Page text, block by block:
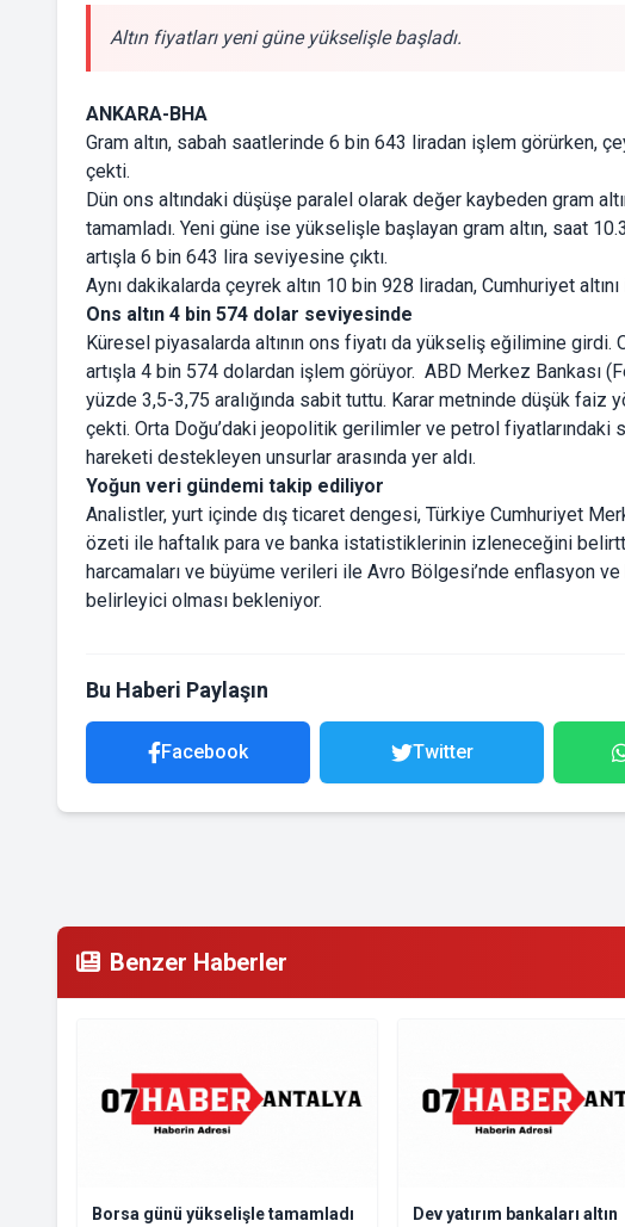
Altın fiyatları yeni güne yükselişle başladı.
ANKARA-BHA
Gram altın, sabah saatlerinde 6 bin 643 liradan işlem görürken,
çekti.
Dün ons altındaki düşüşe paralel olarak değer kaybeden gram
tamamladı. Yeni güne ise yükselişle başlayan gram altın, saat
artışla 6 bin 643 lira seviyesine çıktı.
Aynı dakikalarda çeyrek altın 10 bin 928 liradan, Cumhuriyet
Ons altın 4 bin 574 dolar seviyesinde
Küresel piyasalarda altının ons fiyatı da yükseliş eğilimine girdi.
artışla 4 bin 574 dolardan işlem görüyor. ABD Merkez Bankası
yüzde 3,5-3,75 aralığında sabit tuttu. Karar metninde düşük faiz
çekti. Orta Doğu’daki jeopolitik gerilimler ve petrol fiyatlarındaki
hareketi destekleyen unsurlar arasında yer aldı.
Yoğun veri gündemi takip ediliyor
Analistler, yurt içinde dış ticaret dengesi, Türkiye Cumhuriyet
özeti ile haftalık para ve banka istatistiklerinin izleneceğini
harcamaları ve büyüme verileri ile Avro Bölgesi’nde enflasyon ve
belirleyici olması bekleniyor.
Bu Haberi Paylaşın
Facebook Twitter
Benzer Haberler
Borsa günü yükselişle tamamladı
Dev yatırım bankaları altın